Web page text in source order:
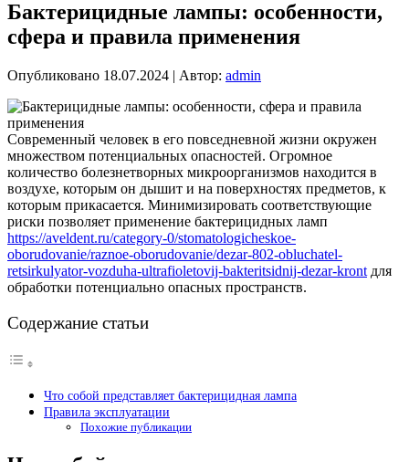
Бактерицидные лампы: особенности,
сфера и правила применения
Опубликовано 18.07.2024 | Автор: admin
Современный человек в его повседневной жизни окружен
множеством потенциальных опасностей. Огромное
количество болезнетворных микроорганизмов находится в
воздухе, которым он дышит и на поверхностях предметов, к
которым прикасается. Минимизировать соответствующие
риски позволяет применение бактерицидных ламп
https://aveldent.ru/category-0/stomatologicheskoe-
oborudovanie/raznoe-oborudovanie/dezar-802-obluchatel-
retsirkulyator-vozduha-ultrafioletovij-bakteritsidnij-dezar-kront для
обработки потенциально опасных пространств.
Содержание статьи
Что собой представляет бактерицидная лампа
Правила эксплуатации
Похожие публикации